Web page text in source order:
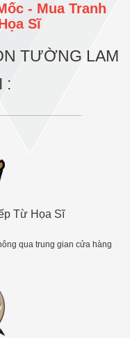
- Mua Tranh
Sĩ
TƯỜNG LAM
:
Từ Họa Sĩ
qua trung gian cửa hàng